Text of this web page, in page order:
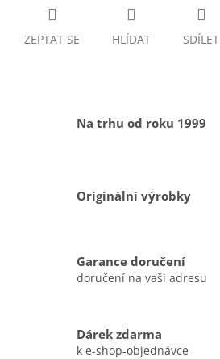
ZEPTAT SE HLÍDAT SDÍLET
Na trhu od roku 1999
Originální výrobky
Garance doručení
doručení na vaši adresu
Dárek zdarma
k e-shop-objednávce